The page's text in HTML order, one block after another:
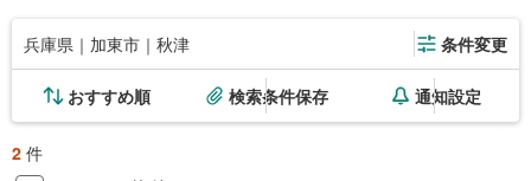
兵庫県｜加東市｜秋津 条件変更
おすすめ順 検索条件保存 通知設定
2 件